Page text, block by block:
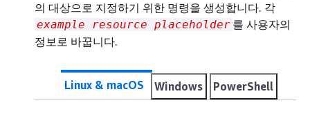
의 대상으로 지정하기 위한 명령을 생성합니다. 각
example resource placeholder 를 사용자의
정보로 바꿉니다.
Linux & macOS Windows PowerShell